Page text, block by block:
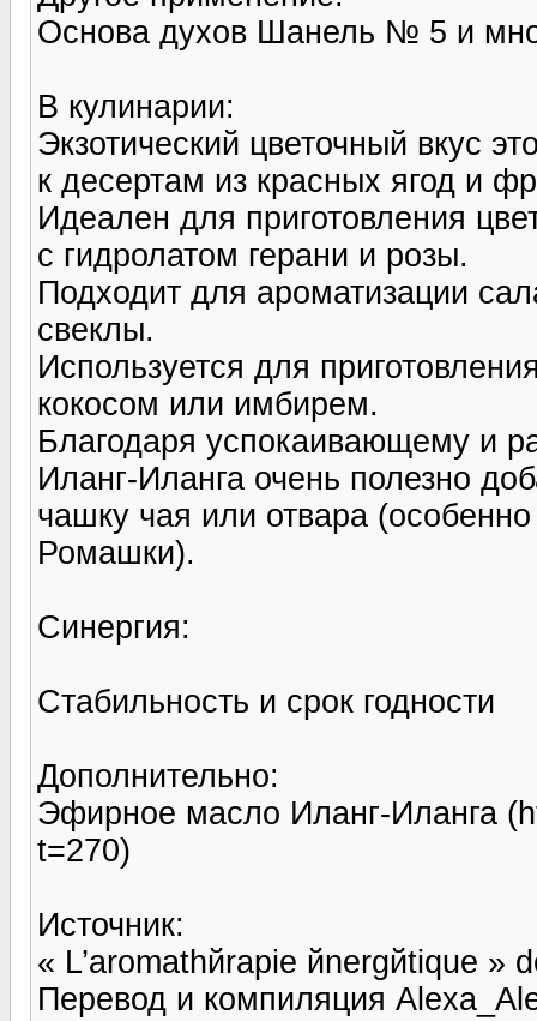
Основа духов Шанель № 5 и
В кулинарии:
Экзотический цветочный вкус
к десертам из красных ягод и
Идеален для приготовления
с гидролатом герани и розы.
Подходит для ароматизации
свеклы.
Используется для
кокосом или имбирем.
Благодаря успокаивающему и
Иланг-Иланга очень полезно
чашку чая или отвара
Ромашки).
Синергия:
Стабильность и срок годности
Дополнительно:
Эфирное масло Иланг-Иланга
t=270)
Источник:
« L’aromathйrapie йnergйtique »
Перевод и компиляция